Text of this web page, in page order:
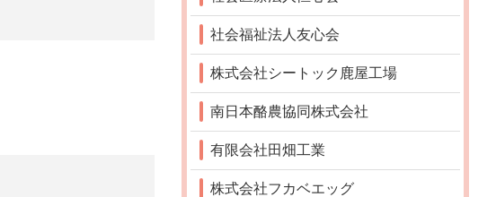
社会福祉法人友心会
株式会社シートック鹿屋工場
南日本酪農協同株式会社
有限会社田畑工業
株式会社フカベエッグ